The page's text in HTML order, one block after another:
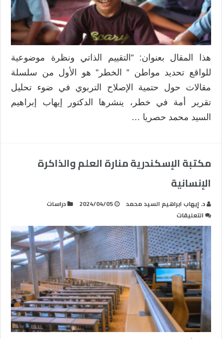
هذا المقال بعنوان: ”التقييم الذاتي ونظرة موضوعية
للواقع تحديد مواطن ” الخطر” هو الأول من سلسلة
مقالات حول حتمية الإصلاح التربوي في ضوء تحليل
تقرير أمة في خطر، ينشرها الدكتور إيهاب إبراهيم
السيد محمد حصريا …
مكتبة الإسكندرية منارة العلم والذاكرة
الإنسانية
د. إيهاب ابراهيم السيد محمد 2024/04/05
دراسات
التعليقات
مكتبة
الإسكندرية
منارة
العلم
والذاكرة
الإنسانية
مغلقة